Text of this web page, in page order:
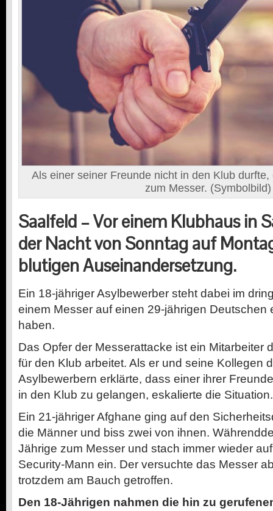
Als einer seiner Freunde nicht in den Klub
zum Messer. (Symbolbild)
Saalfeld –Vor einem Klubhaus in
der Nacht von Sonntag auf
blutigen Auseinandersetzung.
Ein 18-jähriger Asylbewerber steht dabei im
einem Messer auf einen 29-jährigen Deutschen
haben.
Das Opfer der Messerattacke ist ein Mitarbeiter
für den Klub arbeitet. Als er und seine Kollegen
Asylbewerbern erklärte, dass einer ihrer
in den Klub zu gelangen, eskalierte die Situation.
Ein 21-jähriger Afghane ging auf den
die Männer und biss zwei von ihnen.
Jährige zum Messer und stach immer wieder
Security-Mann ein. Der versuchte das Messer
trotzdem am Bauch getroffen.
Den 18-Jährigen nahmen die hin zu